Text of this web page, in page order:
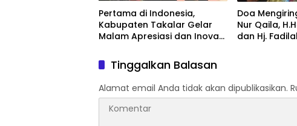
Pertama di Indonesia,
Kabupaten Takalar Gelar
Malam Apresiasi dan Inovasi
Penghargaan bagi Pelayan
Publik Berprestasi
Doa
Nur Qaila,
dan Hj.
Tinggalkan Balasan
Alamat email Anda tidak akan dipublikasikan.